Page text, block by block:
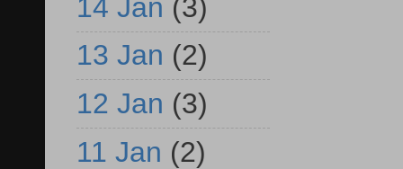
14 Jan (3)
13 Jan (2)
12 Jan (3)
11 Jan (2)